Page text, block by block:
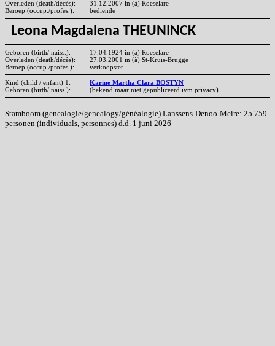
Overleden (death/décès):
31.12.2007 in (à) Roeselare
Beroep (occup./profes.):
bediende
Leona Magdalena THEUNINCK
Geboren (birth/ naiss.):
17.04.1924 in (à) Roeselare
Overleden (death/décès):
27.03.2001 in (à) St-Kruis-Brugge
Beroep (occup./profes.):
verkoopster
Kind (child / enfant) 1:
Karine Martha Clara BOSTYN
Geboren (birth/ naiss.):
(bekend maar niet gepubliceerd ivm privacy)
Stamboom (genealogie/genealogy/généalogie) Lanssens-Denoo-Meire: 25.759
personen (individuals, personnes) d.d. 1 juni 2026